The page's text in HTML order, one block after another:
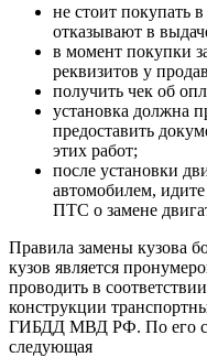
не стоит покупать
отказывают в
в момент покупки
реквизитов у
получить чек об
установка должна
предоставить
этих работ;
после установки
автомобилем,
ПТС о замене
Правила замены кузова
кузов является
проводить в
конструкции
ГИБДД МВД РФ. По его
следующая